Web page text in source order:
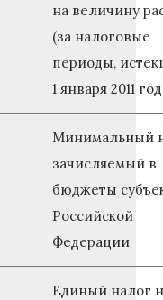
на величину
(за налоговые
периоды,
1 января 2011
Минимальный
зачисляемый в
бюджеты
Российской
Федерации
Единый налог